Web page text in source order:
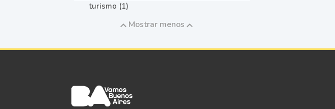
turismo (1)
Mostrar menos